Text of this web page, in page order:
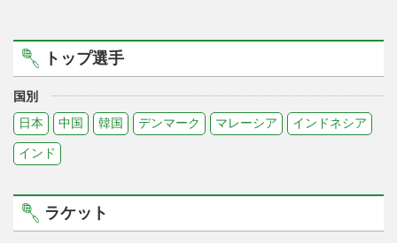
トップ選手
国別
日本
中国 韓国 デンマーク マレーシア インドネシア
インド
ラケット